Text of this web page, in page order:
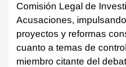
Comisión Legal de
Acusaciones,
proyectos y reformas
cuanto a temas de
miembro citante del